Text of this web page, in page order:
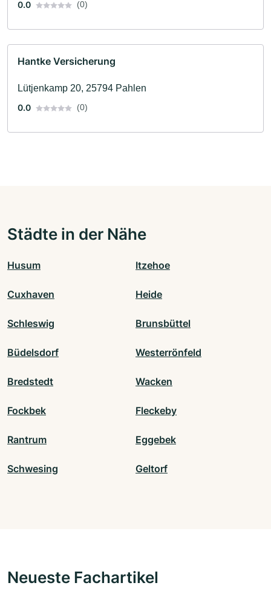
0.0 (0)
Hantke Versicherung
Lütjenkamp 20, 25794 Pahlen
0.0
(0)
Städte in der Nähe
Husum Itzehoe
Cuxhaven Heide
Schleswig Brunsbüttel
Büdelsdorf Westerrönfeld
Bredstedt Wacken
Fockbek Fleckeby
Rantrum Eggebek
Schwesing Geltorf
Neueste Fachartikel